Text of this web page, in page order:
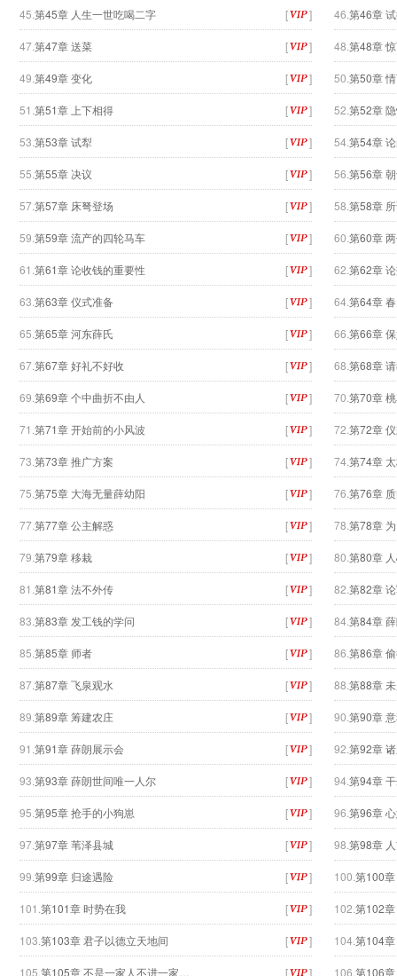
45. 第45章 人生一世吃喝二字 [ ] 46. 第46章
47.第47章 送菜 [ ] 48. 第48章
49. 第49章 变化 [ ] 50. 第50章
51. 第51章 上下相得 [ ] 52. 第52章
53. 第53章 试犁 [ ] 54. 第54章
55. 第55章 决议 [ ] 56. 第56章
57.第57章 床弩登场 [ ] 58. 第58章
59. 第59章 流产的四轮马车 [ ] 60. 第60章
61. 第61章 论收钱的重要性 [ ] 62. 第62章
63. 第63章 仪式准备 [ ] 64. 第64章
65. 第65章 河东薛氏 [ ] 66. 第66章
67.第67章 好礼不好收 [ ] 68. 第68章
69. 第69章 个中曲折不由人 [ ] 70. 第70章
71. 第71章 开始前的小风波 [ ] 72. 第72章
73. 第73章 推广方案 [ ] 74. 第74章
75. 第75章 大海无量薛幼阳 [ ] 76. 第76章
77.第77章 公主解惑 [ ] 78. 第78章
79. 第79章 移栽 [ ] 80. 第80章
81. 第81章 法不外传 [ ] 82. 第82章
83. 第83章 发工钱的学问 [ ] 84. 第84章
85. 第85章 师者 [ ] 86. 第86章
87.第87章 飞泉观水 [ ] 88. 第88章
89. 第89章 筹建农庄 [ ] 90. 第90章
91. 第91章 薛朗展示会 [ ] 92. 第92章
93. 第93章 薛朗世间唯一人尔 [ ] 94. 第94章
95. 第95章 抢手的小狗崽 [ ] 96. 第96章
97.第97章 苇泽县城 [ ] 98. 第98章
99. 第99章 归途遇险 [ ] 100. 第100
101. 第101章 时势在我 [ ] 102. 第102
103. 第103章 君子以德立天地间 [ ] 104. 第104
105. 第105章 不是一家人不进一家… [ ] 106. 第106